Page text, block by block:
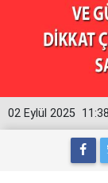
11:38
02 Eylül 2025